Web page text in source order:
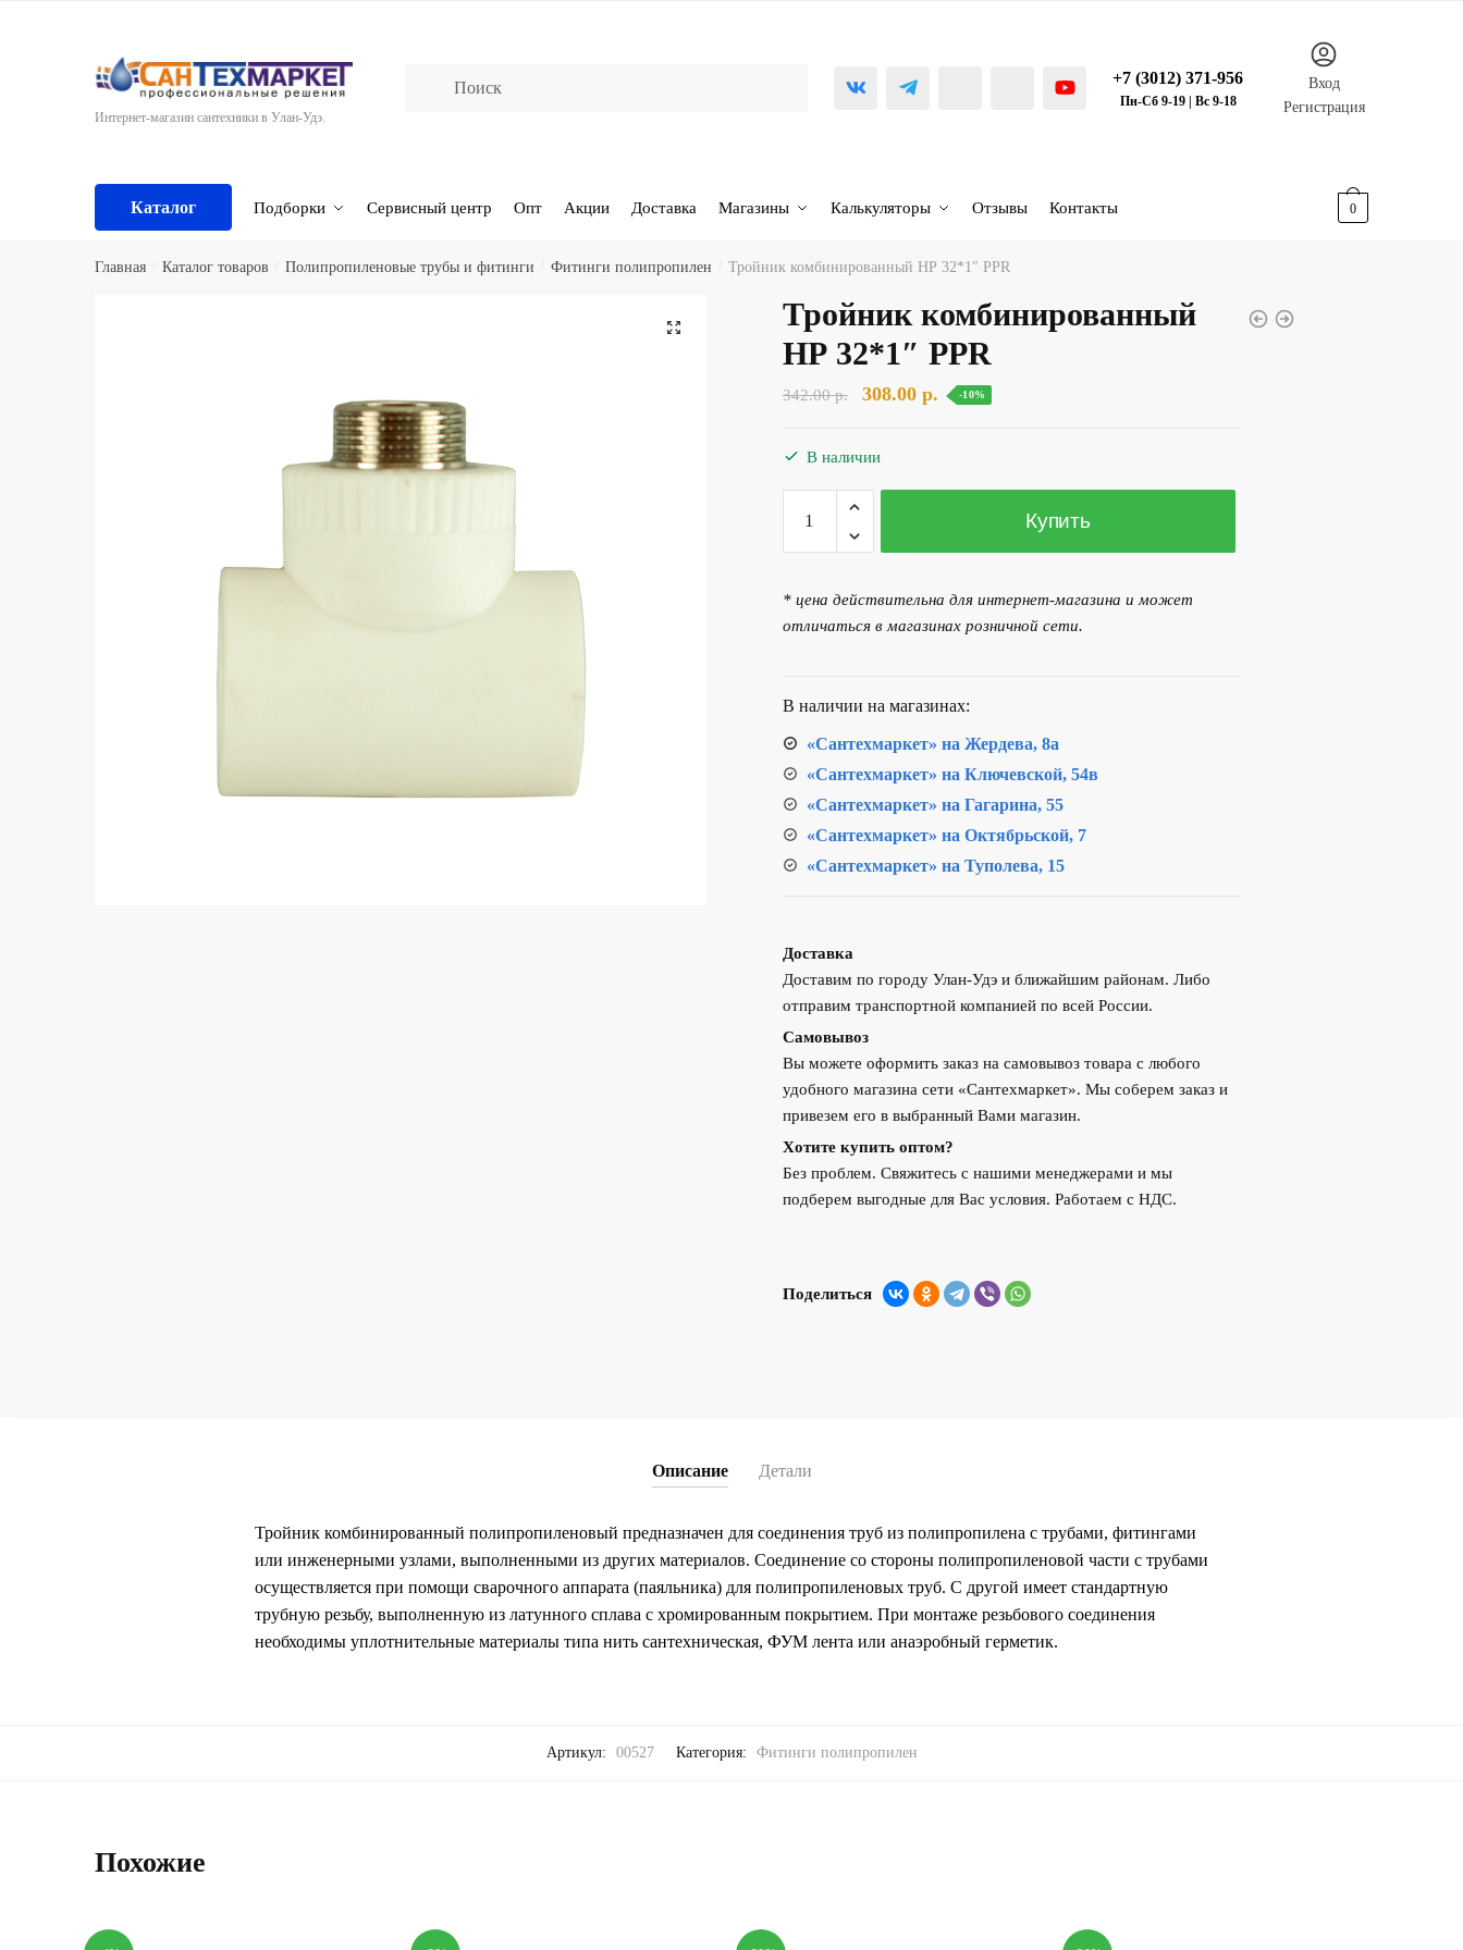
Интернет-магазин сантехники в Улан-Удэ.
+7 (3012) 371-956
Пн-Сб 9-19 | Вс 9-18
Вход
Регистрация
Каталог Подборки Сервисный центр Опт Акции Доставка Магазины Калькуляторы Отзывы Контакты 0
Главная Каталог товаров Полипропиленовые трубы и фитинги Фитинги полипропилен Тройник комбинированный НР 32*1″ PPR
🔍
Тройник комбинированный
НР 32*1″ PPR
342.00р.
Первоначальная
составляла
342.00 р..
308.00 р.Текущая
-10%
В наличии
Количество
товара
Тройник
НР
Купить
* цена действительна для интернет-магазина и может
отличаться в магазинах розничной сети.
В наличии на магазинах:
«Сантехмаркет» на Жердева, 8а
«Сантехмаркет» на Ключевской, 54в
«Сантехмаркет» на Гагарина, 55
«Сантехмаркет» на Октябрьской, 7
«Сантехмаркет» на Туполева, 15
Доставка
Доставим по городу Улан-Удэ и ближайшим районам. Либо
отправим транспортной компанией по всей России.
Самовывоз
Вы можете оформить заказ на самовывоз товара с любого
удобного магазина сети «Сантехмаркет». Мы соберем заказ и
привезем его в выбранный Вами магазин.
Хотите купить оптом?
Без проблем. Свяжитесь с нашими менеджерами и мы
подберем выгодные для Вас условия. Работаем с НДС.
Поделиться
Описание Детали
Тройник комбинированный полипропиленовый предназначен для соединения труб из полипропилена с трубами, фитингами
или инженерными узлами, выполненными из других материалов. Соединение со стороны полипропиленовой части с трубами
осуществляется при помощи сварочного аппарата (паяльника) для полипропиленовых труб. С другой имеет стандартную
трубную резьбу, выполненную из латунного сплава с хромированным покрытием. При монтаже резьбового соединения
необходимы уплотнительные материалы типа нить сантехническая, ФУМ лента или анаэробный герметик.
Артикул: 00527 Категория: Фитинги полипропилен
Похожие